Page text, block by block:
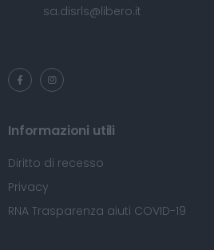
sa.disrls@libero.it
Informazioni utili
Diritto di recesso
Privacy
RNA Trasparenza aiuti COVID-19